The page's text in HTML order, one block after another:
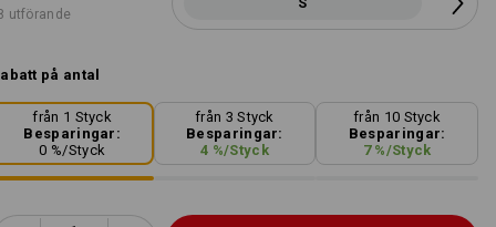
utförande
på antal
från 1 Styck
Besparingar:
0 %/Styck
från 3 Styck
Besparingar:
4 %/Styck
från 10 Styck
Besparingar:
7%/Styck